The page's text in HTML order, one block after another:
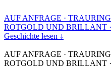
AUF ANFRAGE ·
ROTGOLD UND BRILLANT ·
Geschichte lesen ↓
AUF ANFRAGE ·
ROTGOLD UND BRILLANT ·